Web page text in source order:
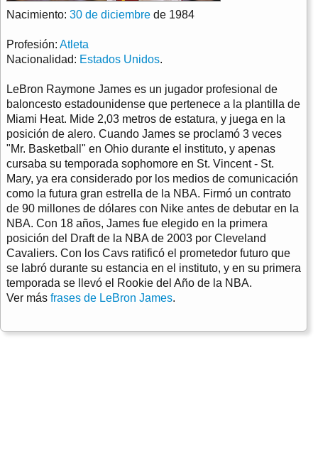
Nacimiento: 30 de diciembre de 1984
Profesión: Atleta
Nacionalidad: Estados Unidos.
LeBron Raymone James es un jugador profesional de
baloncesto estadounidense que pertenece a la plantilla de
Miami Heat. Mide 2,03 metros de estatura, y juega en la
posición de alero. Cuando James se proclamó 3 veces
"Mr. Basketball" en Ohio durante el instituto, y apenas
cursaba su temporada sophomore en St. Vincent - St.
Mary, ya era considerado por los medios de comunicación
como la futura gran estrella de la NBA. Firmó un contrato
de 90 millones de dólares con Nike antes de debutar en la
NBA. Con 18 años, James fue elegido en la primera
posición del Draft de la NBA de 2003 por Cleveland
Cavaliers. Con los Cavs ratificó el prometedor futuro que
se labró durante su estancia en el instituto, y en su primera
temporada se llevó el Rookie del Año de la NBA.
Ver más frases de LeBron James.